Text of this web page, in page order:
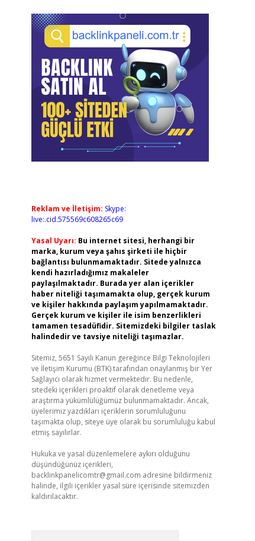
Reklam ve İletişim: Skype:
live:.cid.575569c608265c69
Yasal Uyarı: Bu internet sitesi, herhangi bir
marka, kurum veya şahıs şirketi ile hiçbir
bağlantısı bulunmamaktadır. Sitede yalnızca
kendi hazırladığımız makaleler
paylaşılmaktadır. Burada yer alan içerikler
haber niteliği taşımamakta olup, gerçek kurum
ve kişiler hakkında paylaşım yapılmamaktadır.
Gerçek kurum ve kişiler ile isim benzerlikleri
tamamen tesadüfidir. Sitemizdeki bilgiler taslak
halindedir ve tavsiye niteliği taşımazlar.
Sitemiz, 5651 Sayılı Kanun gereğince Bilgi Teknolojileri
ve İletişim Kurumu (BTK) tarafından onaylanmış bir Yer
Sağlayıcı olarak hizmet vermektedir. Bu nedenle,
sitedeki içerikleri proaktif olarak denetleme veya
araştırma yükümlülüğümüz bulunmamaktadır. Ancak,
üyelerimiz yazdıkları içeriklerin sorumluluğunu
taşımakta olup, siteye üye olarak bu sorumluluğu kabul
etmiş sayılırlar.
Hukuka ve yasal düzenlemelere aykırı olduğunu
düşündüğünüz içerikleri,
backlinkpanelicomtr@gmail.com adresine bildirmeniz
halinde, ilgili içerikler yasal süre içerisinde sitemizden
kaldırılacaktır.